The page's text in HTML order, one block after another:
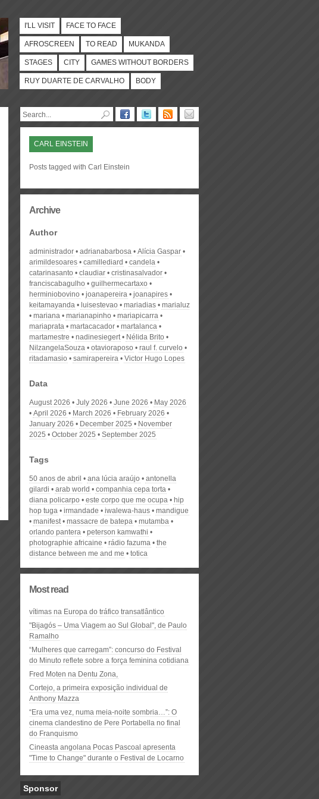
I'LL VISIT FACE TO FACE
AFROSCREEN TO READ MUKANDA
STAGES CITY GAMES WITHOUT BORDERS
RUY DUARTE DE CARVALHO BODY
CARL EINSTEIN
Posts tagged with Carl Einstein
Archive
Author
administrador adrianabarbosa
Alícia Gaspar
arimildesoares
camillediard
candela
catarinasanto
claudiar
cristinasalvador
franciscabagulho
guilhermecartaxo
herminiobovino
joanapereira
joanapires
keitamayanda
luisestevao mariadias
marialuz
mariana
marianapinho
mariapicarra
mariaprata
martacacador
martalanca
martamestre
nadinesiegert
Nélida Brito
NilzangelaSouza
otavioraposo
raul f. curvelo
ritadamasio
samirapereira Victor Hugo Lopes
Data
August 2026 July 2026 June 2026
May 2026
April 2026
March 2026
February 2026
January 2026
December 2025
November
2025
October 2025 September 2025
Tags
50 anos de abril ana lúcia araújo
antonella
gilardi
arab world
companhia cepa torta
diana policarpo
este corpo que me ocupa
hip
hop tuga
irmandade iwalewa-haus
mandigue
manifest
massacre de batepa
mutamba
orlando pantera
peterson kamwathi
photographie africaine
rádio fazuma
the
distance between me and me
totica
Most read
vítimas na Europa do tráfico transatlântico
"Bijagós – Uma Viagem ao Sul Global", de Paulo
Ramalho
“Mulheres que carregam”: concurso do Festival
do Minuto reflete sobre a força feminina cotidiana
Fred Moten na Dentu Zona,
Cortejo, a primeira exposição individual de
Anthony Mazza
“Era uma vez, numa meia-noite sombria…”: O
cinema clandestino de Pere Portabella no final
do Franquismo
Cineasta angolana Pocas Pascoal apresenta
"Time to Change" durante o Festival de Locarno
Sponsor